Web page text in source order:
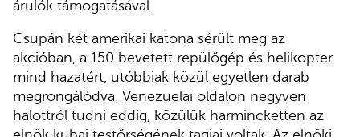
árulók támogatásával.
Csupán két amerikai katona sérült meg az
akcióban, a 150 bevetett repülőgép és helikopter
mind hazatért, utóbbiak közül egyetlen darab
megrongálódva. Venezuelai oldalon negyven
halottról tudni eddig, közülük harmincketten az